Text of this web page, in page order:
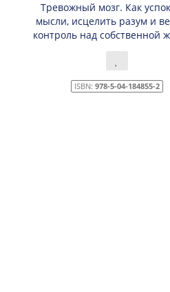
Тревожный мозг. Как
мысли, исцелить разум и
контроль над собственной
ISBN: 978-5-04-184855-2